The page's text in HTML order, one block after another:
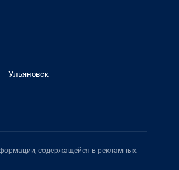
Ульяновск
содержащейся в рекламных